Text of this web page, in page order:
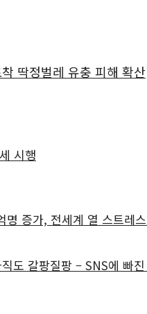
딱정벌레 유충 피해 확산
시행
명 증가, 전세계 열 스트레
도 갈팡질팡 – SNS에 빠